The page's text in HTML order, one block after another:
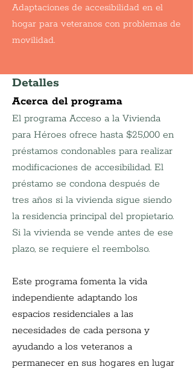
Adaptaciones de accesibilidad en el
hogar para veteranos con problemas de
movilidad.
Detalles
Acerca del programa
El programa Acceso a la Vivienda
para Héroes ofrece hasta $25,000 en
préstamos condonables para realizar
modificaciones de accesibilidad. El
préstamo se condona después de
tres años si la vivienda sigue siendo
la residencia principal del propietario.
Si la vivienda se vende antes de ese
plazo, se requiere el reembolso.
Este programa fomenta la vida
independiente adaptando los
espacios residenciales a las
necesidades de cada persona y
ayudando a los veteranos a
permanecer en sus hogares en lugar